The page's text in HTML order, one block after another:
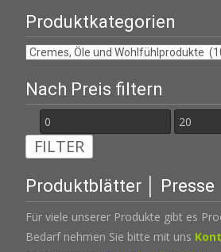
Produktkategorien
Nach Preis filtern
Min.
Preis
Max.
FILTER
Produktblätter │ Presse
Für viele unserer Produkte gibt es
Bedarf nehmen Sie bitte mit uns